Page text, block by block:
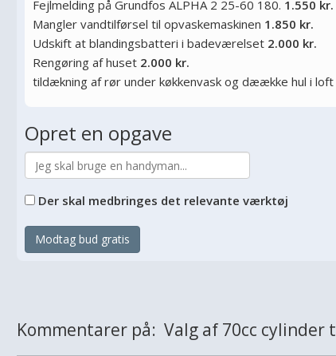
Fejlmelding på Grundfos ALPHA 2 25-60 180. 1.550 kr.
Mangler vandtilførsel til opvaskemaskinen 1.850 kr.
Udskift at blandingsbatteri i badeværelset 2.000 kr.
Rengøring af huset 2.000 kr.
tildækning af rør under køkkenvask og dæække hul i loft
Opret en opgave
Der skal medbringes det relevante værktøj
Modtag bud gratis
Kommentarer på: Valg af 70cc cylinder